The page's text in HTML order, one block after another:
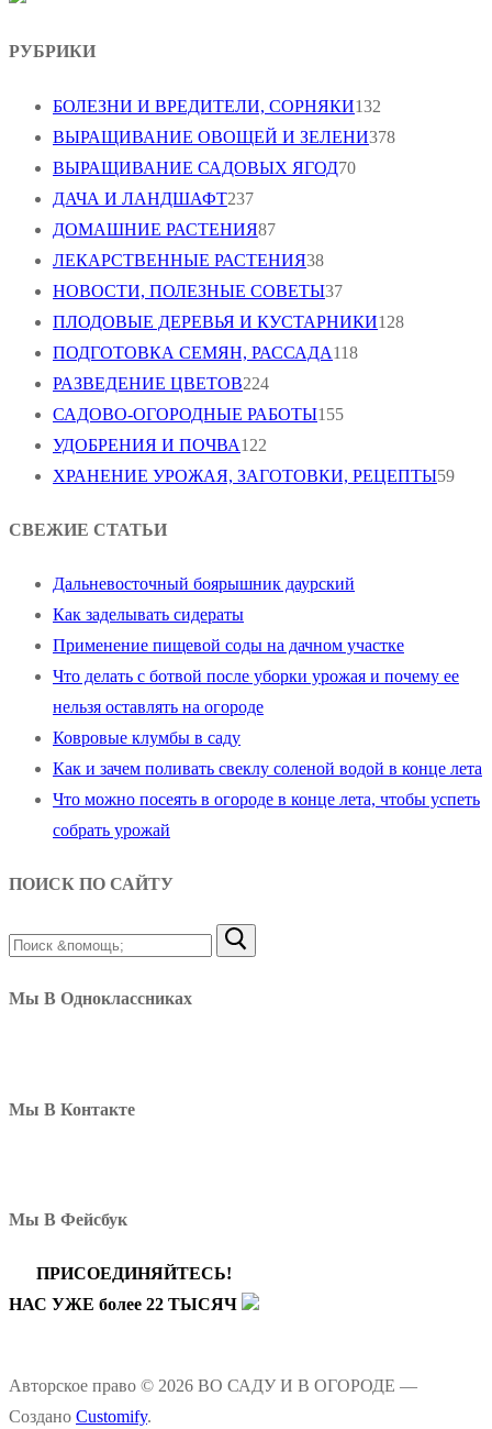
РУБРИКИ
БОЛЕЗНИ И ВРЕДИТЕЛИ, СОРНЯКИ132
ВЫРАЩИВАНИЕ ОВОЩЕЙ И ЗЕЛЕНИ378
ВЫРАЩИВАНИЕ САДОВЫХ ЯГОД70
ДАЧА И ЛАНДШАФТ237
ДОМАШНИЕ РАСТЕНИЯ87
ЛЕКАРСТВЕННЫЕ РАСТЕНИЯ38
НОВОСТИ, ПОЛЕЗНЫЕ СОВЕТЫ37
ПЛОДОВЫЕ ДЕРЕВЬЯ И КУСТАРНИКИ128
ПОДГОТОВКА СЕМЯН, РАССАДА118
РАЗВЕДЕНИЕ ЦВЕТОВ224
САДОВО-ОГОРОДНЫЕ РАБОТЫ155
УДОБРЕНИЯ И ПОЧВА122
ХРАНЕНИЕ УРОЖАЯ, ЗАГОТОВКИ, РЕЦЕПТЫ59
СВЕЖИЕ СТАТЬИ
Дальневосточный боярышник даурский
Как заделывать сидераты
Применение пищевой соды на дачном участке
Что делать с ботвой после уборки урожая и почему ее
нельзя оставлять на огороде
Ковровые клумбы в саду
Как и зачем поливать свеклу соленой водой в конце лета
Что можно посеять в огороде в конце лета, чтобы успеть
собрать урожай
ПОИСК ПО САЙТУ
Найти:
Мы В Одноклассниках
Мы В Контакте
Мы В Фейсбук
ПРИСОЕДИНЯЙТЕСЬ!
НАС УЖЕ более 22 ТЫСЯЧ
Авторское право © 2026 ВО САДУ И В ОГОРОДЕ —
Создано Customify.